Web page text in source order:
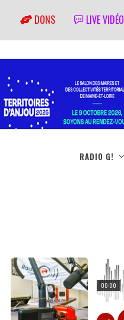
DONS LIVE VIDÉO
RADIO G!
00:00